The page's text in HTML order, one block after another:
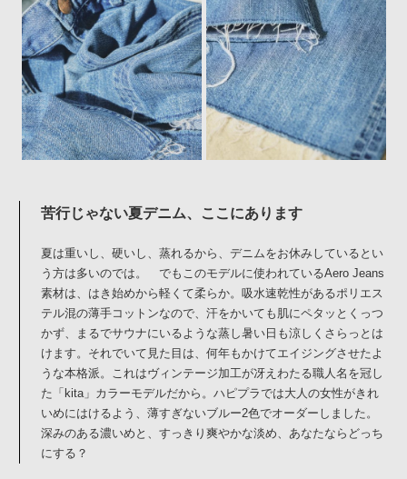
苦行じゃない夏デニム、ここにあります
夏は重いし、硬いし、蒸れるから、デニムをお休みしているとい
う方は多いのでは。 でもこのモデルに使われているAero Jeans
素材は、はき始めから軽くて柔らか。吸水速乾性があるポリエス
テル混の薄手コットンなので、汗をかいても肌にペタッとくっつ
かず、まるでサウナにいるような蒸し暑い日も涼しくさらっとは
けます。それでいて見た目は、何年もかけてエイジングさせたよ
うな本格派。これはヴィンテージ加工が冴えわたる職人名を冠し
た「kita」カラーモデルだから。ハピプラでは大人の女性がきれ
いめにはけるよう、薄すぎないブルー2色でオーダーしました。
深みのある濃いめと、すっきり爽やかな淡め、あなたならどっち
にする？